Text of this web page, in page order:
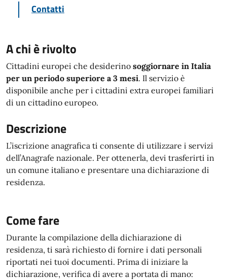
Contatti
A chi è rivolto
Cittadini europei che desiderino soggiornare in Italia
per un periodo superiore a 3 mesi. Il servizio è
disponibile anche per i cittadini extra europei familiari
di un cittadino europeo.
Descrizione
L’iscrizione anagrafica ti consente di utilizzare i servizi
dell’Anagrafe nazionale. Per ottenerla, devi trasferirti in
un comune italiano e presentare una dichiarazione di
residenza.
Come fare
Durante la compilazione della dichiarazione di
residenza, ti sarà richiesto di fornire i dati personali
riportati nei tuoi documenti. Prima di iniziare la
dichiarazione, verifica di avere a portata di mano: